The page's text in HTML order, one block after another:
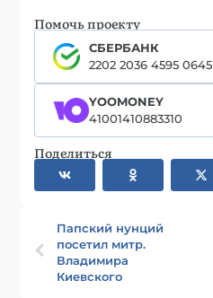
Помочь проекту
СБЕРБАНК
2202 2036 4595 0645
YOOMONEY
41001410883310
Поделиться
Папский нунций
посетил митр.
Владимира
Киевского